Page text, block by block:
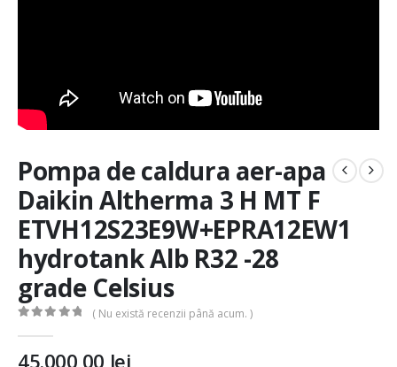
Pompa de caldura aer-apa
Daikin Altherma 3 H MT F
ETVH12S23E9W+EPRA12EW1
hydrotank Alb R32 -28
grade Celsius
( Nu există recenzii până acum. )
45.000,00 lei